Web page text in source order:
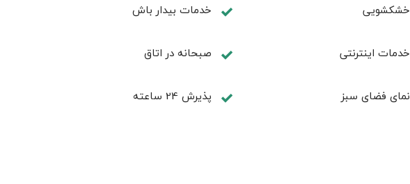
خشکشویی خدمات بيدار باش
خدمات اینترنتی صبحانه در اتاق
نمای فضای سبز پذيرش 24 ساعته